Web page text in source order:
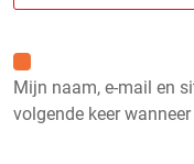
Mijn naam, e-mail en
volgende keer